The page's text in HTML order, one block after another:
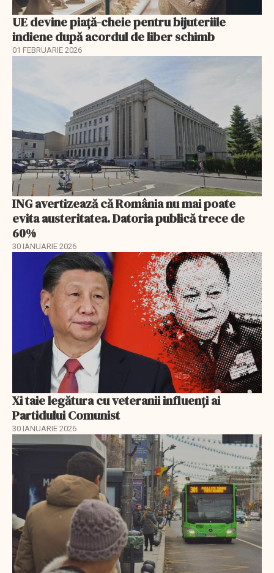
UE devine piață-cheie pentru bijuteriile
indiene după acordul de liber schimb
01 FEBRUARIE 2026
ING avertizează că România nu mai poate
evita austeritatea. Datoria publică trece de
60%
30 IANUARIE 2026
Xi taie legătura cu veteranii influenți ai
Partidului Comunist
30 IANUARIE 2026